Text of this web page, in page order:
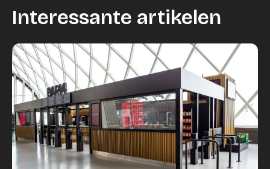
Interessante artikelen